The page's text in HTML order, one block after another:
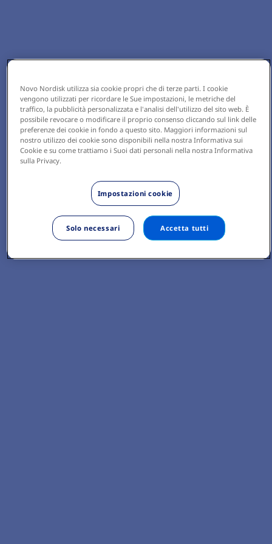
Novo Nordisk utilizza sia cookie propri che di terze parti. I cookie
vengono utilizzati per ricordare le Sue impostazioni, le metriche del
traffico, la pubblicità personalizzata e l'analisi dell'utilizzo del sito web. È
possibile revocare o modificare il proprio consenso cliccando sul link delle
preferenze dei cookie in fondo a questo sito. Maggiori informazioni sul
nostro utilizzo dei cookie sono disponibili nella nostra Informativa sui
Cookie e su come trattiamo i Suoi dati personali nella nostra Informativa
sulla Privacy.
Impostazioni cookie
Solo necessari Accetta tutti